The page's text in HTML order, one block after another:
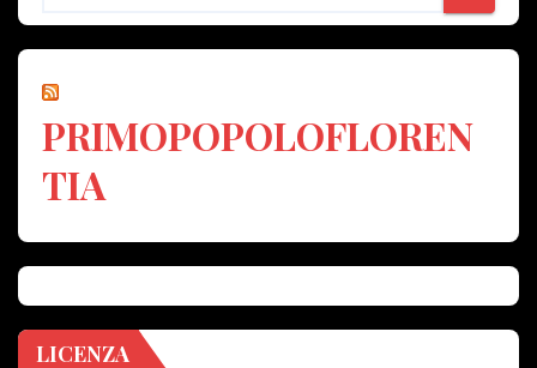
PRIMOPOPOLOFLOREN
TIA
LICENZA